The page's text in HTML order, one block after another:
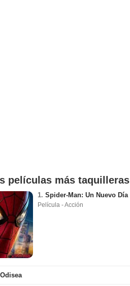
películas más taquilleras
1. Spider-Man: Un Nuevo Día
Película - Acción